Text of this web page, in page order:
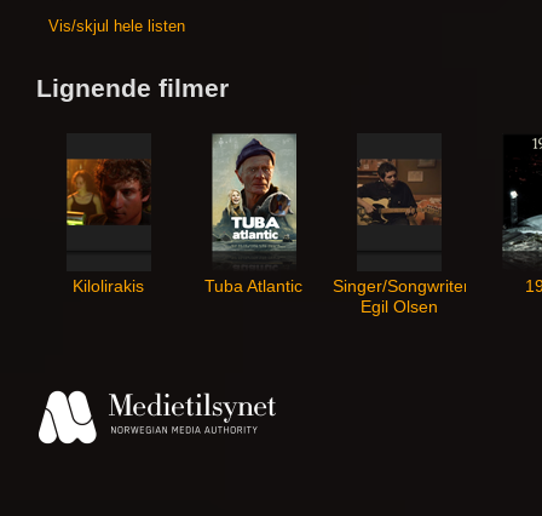
Vis/skjul hele listen
Lignende filmer
Kilolirakis Tuba Atlantic
Singer/Songwriter
Egil Olsen